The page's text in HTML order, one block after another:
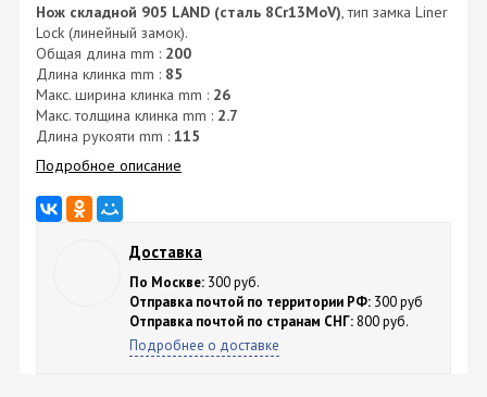
Нож складной 905 LAND (сталь 8Cr13MoV), тип замка Liner
Lock (линейный замок).
Общая длина mm : 200
Длина клинка mm : 85
Макс. ширина клинка mm : 26
Макс. толщина клинка mm : 2.7
Длина рукояти mm : 115
Подробное описание
Доставка
По Москве: 300 руб.
Отправка почтой по территории РФ: 300 руб
Отправка почтой по странам СНГ: 800 руб.
Подробнее о доставке